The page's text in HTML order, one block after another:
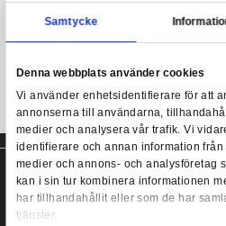
Samtycke
Denna webbplats använder
Vi använder
Pokémon T-Shirt i barnstorlek från
Pokémon T-Shirt i barnstorlek!